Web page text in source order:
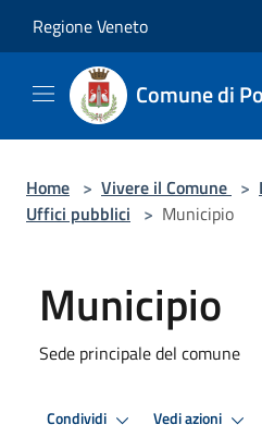
Regione Veneto
Comune di
Home > Vivere il Comune >
Uffici pubblici > Municipio
Municipio
Sede principale del comune
Condividi Vedi azioni